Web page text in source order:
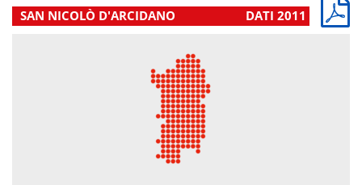
.
SAN NICOLÒ D'ARCIDANO DATI 2011